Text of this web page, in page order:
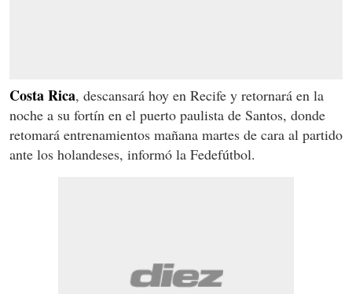
Costa Rica, descansará hoy en Recife y retornará en la
noche a su fortín en el puerto paulista de Santos, donde
retomará entrenamientos mañana martes de cara al partido
ante los holandeses, informó la Fedefútbol.